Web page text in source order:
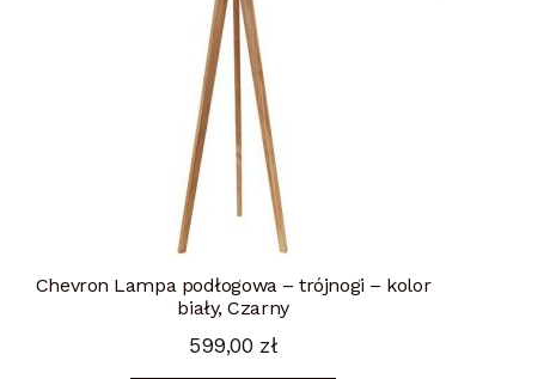
Chevron Lampa podłogowa – trójnogi – kolor
biały, Czarny
599,00 zł